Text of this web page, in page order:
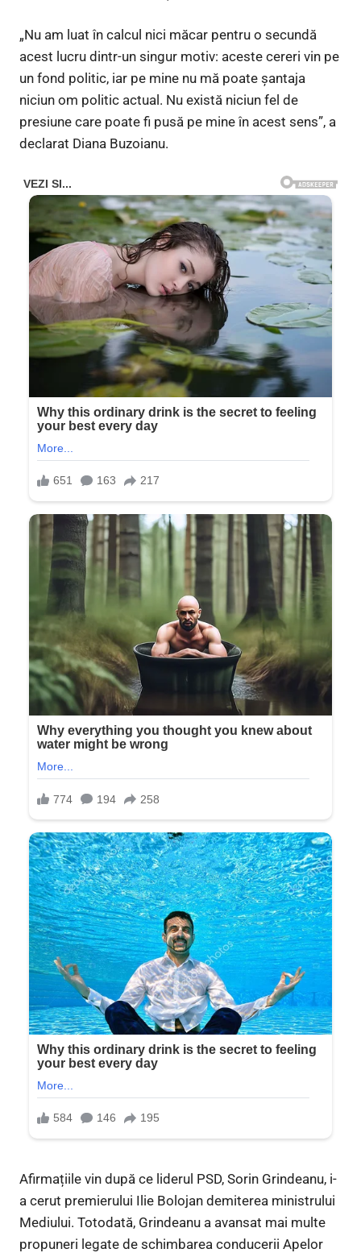
„Nu am luat în calcul nici măcar pentru o secundă
acest lucru dintr-un singur motiv: aceste cereri vin pe
un fond politic, iar pe mine nu mă poate şantaja
niciun om politic actual. Nu există niciun fel de
presiune care poate fi pusă pe mine în acest sens”, a
declarat Diana Buzoianu.
Afirmațiile vin după ce liderul PSD, Sorin Grindeanu, i-
a cerut premierului Ilie Bolojan demiterea ministrului
Mediului. Totodată, Grindeanu a avansat mai multe
propuneri legate de schimbarea conducerii Apelor